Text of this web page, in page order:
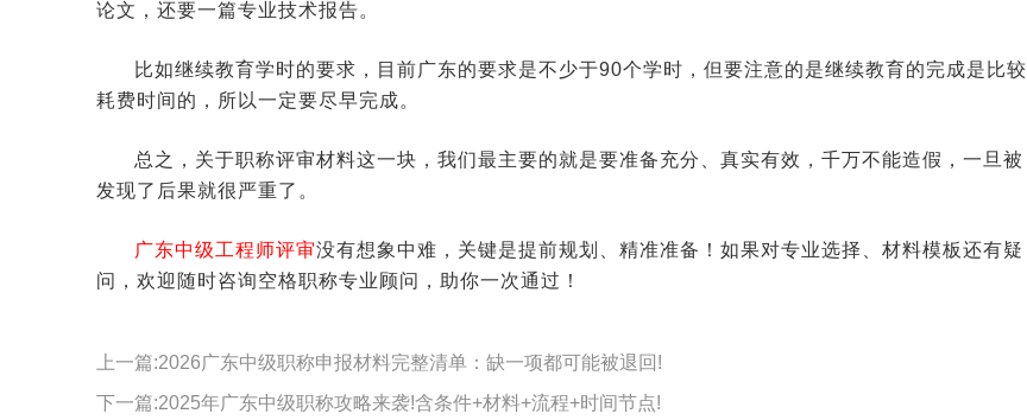
论文，还要一篇专业技术报告。
比如继续教育学时的要求，目前广东的要求是不少于90个学时，但要注意的是继续教育的完成是比较
耗费时间的，所以一定要尽早完成。
总之，关于职称评审材料这一块，我们最主要的就是要准备充分、真实有效，千万不能造假，一旦被
发现了后果就很严重了。
广东中级工程师评审没有想象中难，关键是提前规划、精准准备！如果对专业选择、材料模板还有疑
问，欢迎随时咨询空格职称专业顾问，助你一次通过！
上一篇:2026广东中级职称申报材料完整清单：缺一项都可能被退回!
下一篇:2025年广东中级职称攻略来袭!含条件+材料+流程+时间节点!